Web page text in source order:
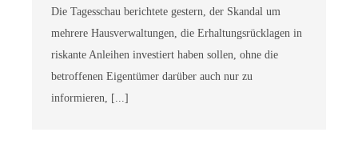
Die Tagesschau berichtete gestern, der Skandal um
mehrere Hausverwaltungen, die Erhaltungsrücklagen in
riskante Anleihen investiert haben sollen, ohne die
betroffenen Eigentümer darüber auch nur zu
informieren, [...]